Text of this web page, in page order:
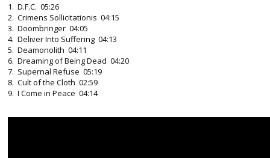
1. D.F.C. 05:26
2. Crimens Sollicitationis 04:15
3. Doombringer 04:05
4. Deliver Into Suffering 04:13
5. Deamonolith 04:11
6. Dreaming of Being Dead 04:20
7. Supernal Refuse 05:19
8. Cult of the Cloth 02:59
9. I Come in Peace 04:14